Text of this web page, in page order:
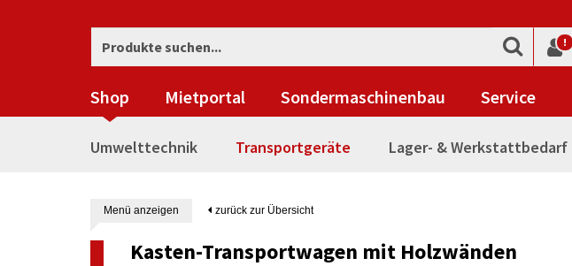
!
Shop Mietportal Sondermaschinenbau Service
Umwelttechnik Transportgeräte Lager- & Werkstattbedarf
Menü anzeigen zurück zur Übersicht
Kasten-Transportwagen mit Holzwänden